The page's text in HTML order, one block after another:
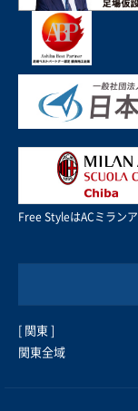
Free StyleはACミラン
[ 関東 ]
関東全域